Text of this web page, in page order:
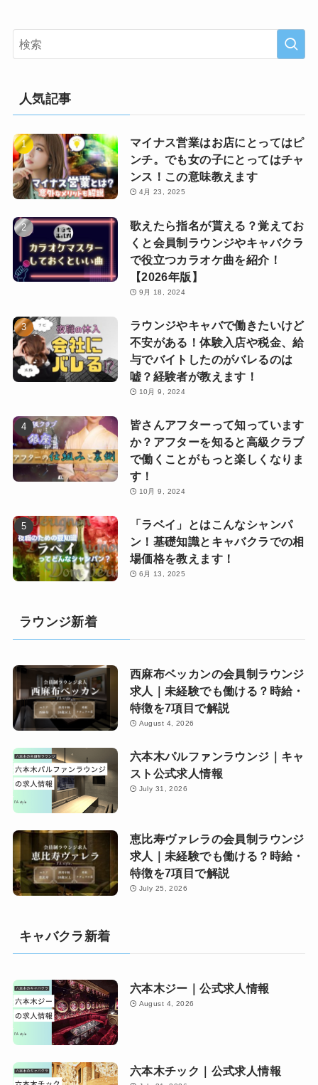
人気記事
マイナス営業はお店にとってはピ
ンチ。でも女の子にとってはチャ
ンス！この意味教えます
4月 23, 2025
歌えたら指名が貰える？覚えてお
くと会員制ラウンジやキャバクラ
で役立つカラオケ曲を紹介！
【2026年版】
9月 18, 2024
ラウンジやキャバで働きたいけど
不安がある！体験入店や税金、給
与でバイトしたのがバレるのは
嘘？経験者が教えます！
10月 9, 2024
皆さんアフターって知っています
か？アフターを知ると高級クラブ
で働くことがもっと楽しくなりま
す！
10月 9, 2024
「ラベイ」とはこんなシャンパ
ン！基礎知識とキャバクラでの相
場価格を教えます！
6月 13, 2025
ラウンジ新着
西麻布ベッカンの会員制ラウンジ
求人｜未経験でも働ける？時給・
特徴を7項目で解説
August 4, 2026
六本木パルファンラウンジ｜キャ
スト公式求人情報
July 31, 2026
恵比寿ヴァレラの会員制ラウンジ
求人｜未経験でも働ける？時給・
特徴を7項目で解説
July 25, 2026
キャバクラ新着
六本木ジー｜公式求人情報
August 4, 2026
六本木チック｜公式求人情報